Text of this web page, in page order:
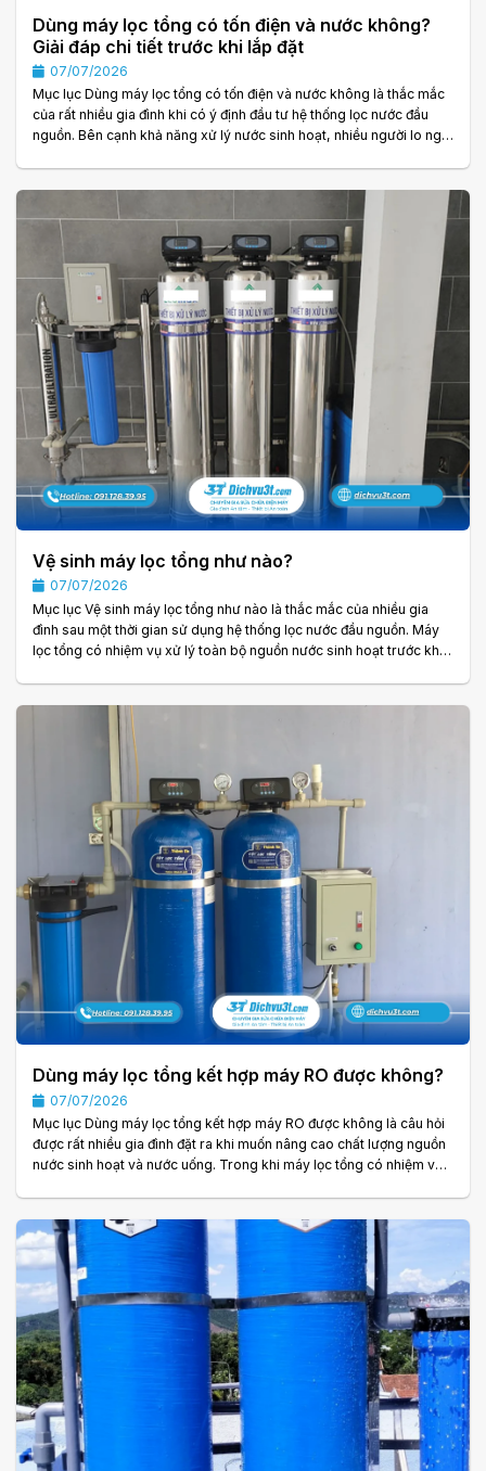
Dùng máy lọc tổng có tốn điện và nước không?
Giải đáp chi tiết trước khi lắp đặt
07/07/2026
Mục lục Dùng máy lọc tổng có tốn điện và nước không là thắc mắc
của rất nhiều gia đình khi có ý định đầu tư hệ thống lọc nước đầu
nguồn. Bên cạnh khả năng xử lý nước sinh hoạt, nhiều người lo ngại
nước của máy lọc tổng phụ thuộc vào cấu tạo, công nghệ và cách
sử dụng của từng hệ thống. Trong bài viết này, Dichvu3T sẽ giúp. .
Vệ sinh máy lọc tổng như nào?
07/07/2026
Mục lục Vệ sinh máy lọc tổng như nào là thắc mắc của nhiều gia
đình sau một thời gian sử dụng hệ thống lọc nước đầu nguồn. Máy
lọc tổng có nhiệm vụ xử lý toàn bộ nguồn nước sinh hoạt trước khi
nhiều tạp chất sẽ dần tích tụ bên trong các cột lọc và vật liệu lọc.
Nếu không được vệ sinh định kỳ, hiệu quả xử lý nước có thể. . .
Dùng máy lọc tổng kết hợp máy RO được không?
07/07/2026
Mục lục Dùng máy lọc tổng kết hợp máy RO được không là câu hỏi
được rất nhiều gia đình đặt ra khi muốn nâng cao chất lượng nguồn
nước sinh hoạt và nước uống. Trong khi máy lọc tổng có nhiệm vụ
hệ thống này đang trở thành xu hướng tại nhiều gia đình, biệt thự,
nhà phố và doanh nghiệp. Vậy Dùng máy lọc tổng kết hợp máy. . .